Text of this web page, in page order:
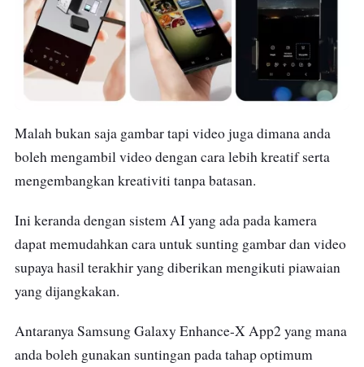
Malah bukan saja gambar tapi video juga dimana anda
boleh mengambil video dengan cara lebih kreatif serta
mengembangkan kreativiti tanpa batasan.
Ini keranda dengan sistem AI yang ada pada kamera
dapat memudahkan cara untuk sunting gambar dan video
supaya hasil terakhir yang diberikan mengikuti piawaian
yang dijangkakan.
Antaranya Samsung Galaxy Enhance-X App2yang mana
anda boleh gunakan suntingan pada tahap optimum